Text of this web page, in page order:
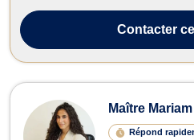
Contacter
Maître
Répond